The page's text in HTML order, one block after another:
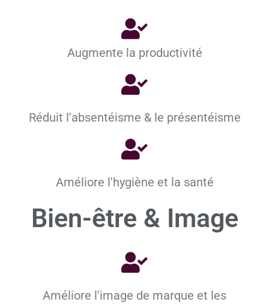
Augmente la productivité
Réduit l'absentéisme & le présentéisme
Améliore l'hygiène et la santé
Bien-être & Image
Améliore l'image de marque et les